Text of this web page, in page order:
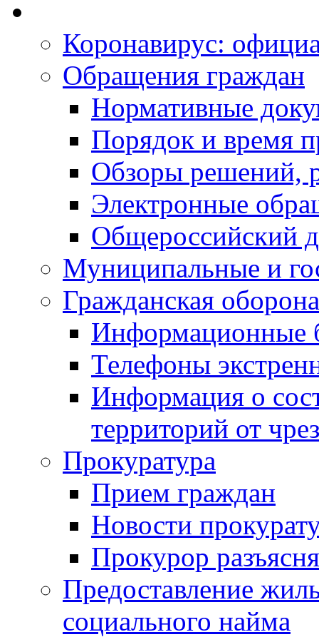
Коронавирус:
Обращения граждан
Нормативные
Порядок и время
Обзоры решений,
Электронные
Общероссийский
Муниципальные и
Гражданская
Информационные
Телефоны
Информация о
территорий от
Прокуратура
Прием граждан
Новости
Прокурор
Предоставление
социального найма